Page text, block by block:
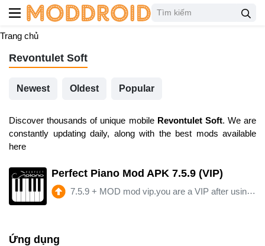
Trang chủ
Revontulet Soft
Newest Oldest Popular
Discover thousands of unique mobile Revontulet Soft. We are
constantly updating daily, along with the best mods available
here
Perfect Piano Mod APK 7.5.9 (VIP)
7.5.9 + MOD mod vip.you are a VIP after using this apk. can be online or offline. VIP limit after update :)
Ứng dụng